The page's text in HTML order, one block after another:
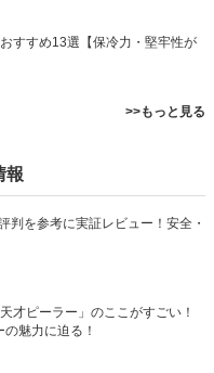
すすめ13選【保冷力・堅牢性が
>>もっと見る
報
判を参考に実証レビュー！安全・
才ピーラー」のここがすごい！
魅力に迫る！